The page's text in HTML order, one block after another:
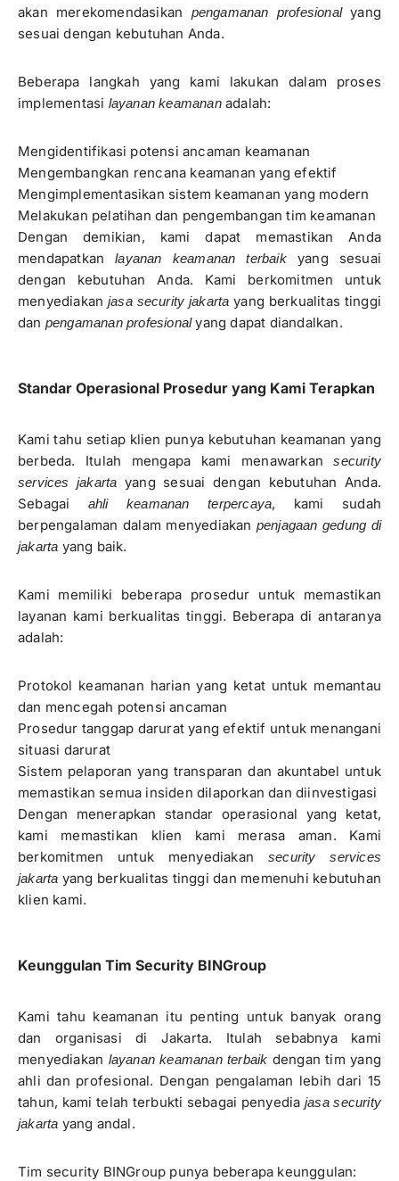
akan merekomendasikan pengamanan profesionalyang
sesuai dengan kebutuhan Anda.
Beberapa langkah yang kami lakukan dalam proses
implementasi layanan keamananadalah:
Mengidentifikasi potensi ancaman keamanan
Mengembangkan rencana keamanan yang efektif
Mengimplementasikan sistem keamanan yang modern
Melakukan pelatihan dan pengembangan tim keamanan
Dengan demikian, kami dapat memastikan Anda
mendapatkanlayanan keamanan terbaikyang sesuai
dengan kebutuhan Anda. Kami berkomitmen untuk
menyediakan jasa security jakarta yang berkualitas tinggi
dan pengamanan profesionalyang dapat diandalkan.
Standar Operasional Prosedur yang Kami Terapkan
Kami tahu setiap klien punya kebutuhan keamanan yang
berbeda. Itulah mengapa kami menawarkansecurity
services jakarta yang sesuai dengan kebutuhan Anda.
Sebagai ahli keamanan terpercaya, kami sudah
berpengalaman dalam menyediakan penjagaan gedung di
jakarta yang baik.
Kami memiliki beberapa prosedur untuk memastikan
layanan kami berkualitas tinggi. Beberapa di antaranya
adalah:
Protokol keamanan harian yang ketat untuk memantau
dan mencegah potensi ancaman
Prosedur tanggap darurat yang efektif untuk menangani
situasi darurat
Sistem pelaporan yang transparan dan akuntabel untuk
memastikan semua insiden dilaporkan dan diinvestigasi
Dengan menerapkan standar operasional yang ketat,
kami memastikan klien kami merasa aman. Kami
berkomitmen untuk menyediakan security services
jakarta yang berkualitas tinggi dan memenuhi kebutuhan
klien kami.
Keunggulan Tim Security BINGroup
Kami tahu keamanan itu penting untuk banyak orang
dan organisasi di Jakarta. Itulah sebabnya kami
menyediakan layanan keamanan terbaik dengan tim yang
ahli dan profesional. Dengan pengalaman lebih dari 15
tahun, kami telah terbukti sebagai penyediajasa security
jakarta yang andal.
Tim security BINGroup punya beberapa keunggulan: